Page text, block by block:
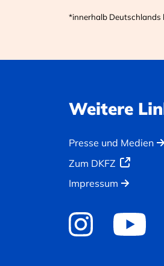
*innerhalb Deutschlands
Weitere
Presse und Medien
Zum DKFZ
Impressum